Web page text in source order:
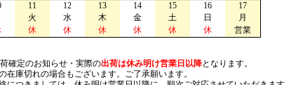
11 12 13 14 15 16
17
火 水 木 金 土 日
月
休 休 休 休 休 休
営業
確定のお知らせ・実際の出荷は休み明け営業日以降となります。
庫切れの場合もございます。ご了承願います。